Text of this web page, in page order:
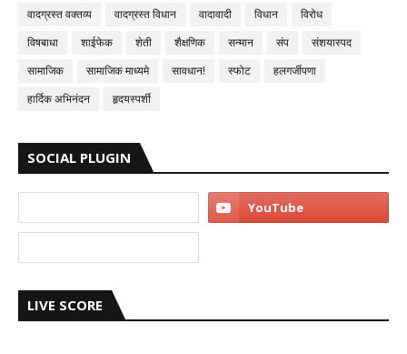
वादग्रस्त वक्तव्य
वादग्रस्त विधान वादावादी विधान
विरोध
विषबाधा
शाईफेक शेती शैक्षणिक सन्मान संप
संशयास्पद
सामाजिक
सामाजिक माध्यमे सावधान! स्फोट
हलगर्जीपणा
हार्दिक अभिनंदन
हृदयस्पर्शी
SOCIAL PLUGIN
LIVE SCORE